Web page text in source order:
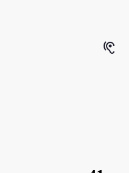
hearing